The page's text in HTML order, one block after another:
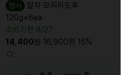
행사 말차 모찌리도후
120g×6ea
소비기한 8/27
14,400원 16,900원 15%